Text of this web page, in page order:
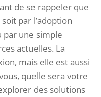
de se rappeler que
par l’adoption
par une simple
actuelles. La
mais elle est aussi
quelle sera votre
des solutions